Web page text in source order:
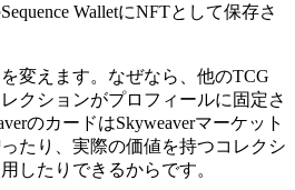
WalletにNFTとして保存さ
変えます。なぜなら、他のTCG
クションがプロフィールに固定さ
のカードはSkyweaverマーケット
たり、実際の価値を持つコレクシ
したりできるからです。